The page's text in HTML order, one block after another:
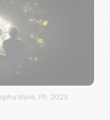
Wave, FR, 2023